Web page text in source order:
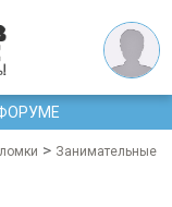
> Занимательные